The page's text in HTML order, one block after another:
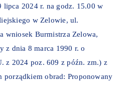
lipca 2024 r. na godz. 15.00 w
w Zelowie, ul.
wniosek Burmistrza Zelowa,
z dnia 8 marca 1990 r. o
z 2024 poz. 609 z późn. zm.) z
porządkiem obrad: Proponowany